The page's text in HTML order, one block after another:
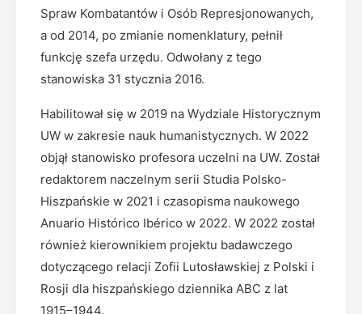
Spraw Kombatantów i Osób Represjonowanych,
a od 2014, po zmianie nomenklatury, pełnił
funkcję szefa urzędu. Odwołany z tego
stanowiska 31 stycznia 2016.
Habilitował się w 2019 na Wydziale Historycznym
UW w zakresie nauk humanistycznych. W 2022
objął stanowisko profesora uczelni na UW. Został
redaktorem naczelnym serii Studia Polsko-
Hiszpańskie w 2021 i czasopisma naukowego
Anuario Histórico Ibérico w 2022. W 2022 został
również kierownikiem projektu badawczego
dotyczącego relacji Zofii Lutosławskiej z Polski i
Rosji dla hiszpańskiego dziennika ABC z lat
1915–1944.